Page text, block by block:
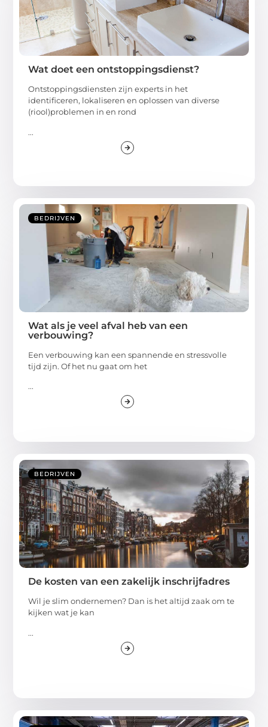
Wat doet een ontstoppingsdienst?
Ontstoppingsdiensten zijn experts in het
identificeren, lokaliseren en oplossen van diverse
(riool)problemen in en rond
...
BEDRIJVEN
Wat als je veel afval heb van een
verbouwing?
Een verbouwing kan een spannende en stressvolle
tijd zijn. Of het nu gaat om het
...
BEDRIJVEN
De kosten van een zakelijk inschrijfadres
Wil je slim ondernemen? Dan is het altijd zaak om te
kijken wat je kan
...